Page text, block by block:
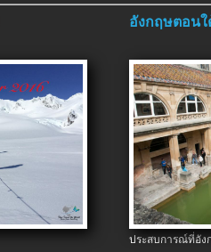
อังกฤษตอนใ
ประสบการณ์ที่อัง